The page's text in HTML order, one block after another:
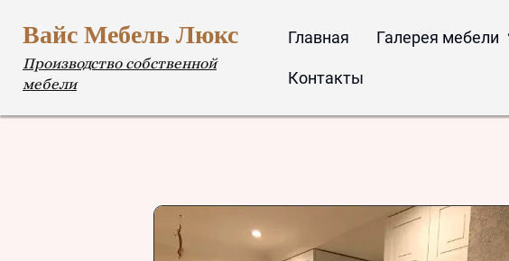
Вайс Мебель Люкс
Производство собственной
мебели
Главная Галерея мебели
Контакты